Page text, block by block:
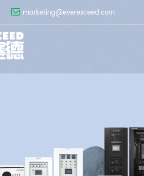
marketing@everexceed.com